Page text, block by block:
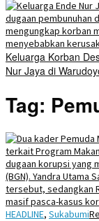
Keluarga Korban
Nur Jaya di
Tag:
HEADLINE, Sukabumi